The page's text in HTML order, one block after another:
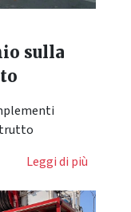
sulla
Leggi di più